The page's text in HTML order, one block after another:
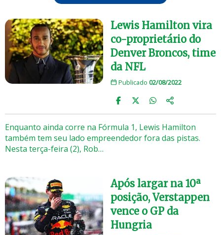
Lewis Hamilton vira
co-proprietário do
Denver Broncos, time
da NFL
Publicado 02/08/2022
Enquanto ainda corre na Fórmula 1, Lewis Hamilton
também tem seu lado empreendedor fora das pistas.
Nesta terça-feira (2), Rob…
Após largar na 10ª
posição, Verstappen
vence o GP da
Hungria